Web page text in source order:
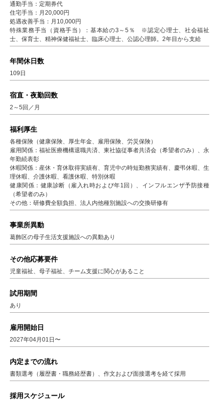
通勤手当：定期券代
住宅手当：月20,000円
処遇改善手当：月10,000円
特殊業務手当（資格手当）：基本給の3～5％ ※認定心理士、社会福祉
士、保育士、精神保健福祉士、臨床心理士、公認心理師。2年目から支給
年間休日数
109日
宿直・夜勤回数
2～5回／月
福利厚生
各種保険（健康保険、厚生年金、雇用保険、労災保険）
雇用関係：福祉医療機構退職共済、東社協従事者共済会（希望者のみ）、永
年勤続表彰
休暇関係：産休・育休取得実績有、育児中の時短勤務実績有、慶弔休暇、生
理休暇、介護休暇、看護休暇、特別休暇
健康関係：健康診断（雇入れ時および年1回）、インフルエンザ予防接種
（希望者のみ）
その他：研修費全額負担、法人内他種別施設への交換研修有
事業所異動
葛飾区の母子生活支援施設への異動あり
その他応募要件
児童福祉、母子福祉、チーム支援に関心があること
試用期間
あり
雇用開始日
2027年04月01日〜
内定までの流れ
書類選考（履歴書・職務経歴書）、作文および面接選考を経て採用
採用スケジュール